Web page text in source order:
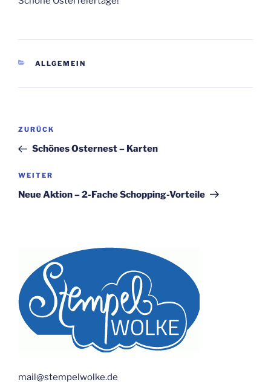
KATEGORIEN
ALLGEMEIN
Beitragsnavigation
Vorheriger
Beitrag
ZURÜCK
Schönes Osternest – Karten
Nächster
Beitrag
WEITER
Neue Aktion – 2-Fache Schopping-Vorteile
mail@stempelwolke.de